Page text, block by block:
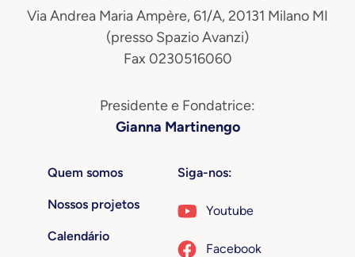
Via Andrea Maria Ampère, 61/A, 20131 Milano MI
(presso Spazio Avanzi)
Fax 0230516060
Presidente e Fondatrice:
Gianna Martinengo
Quem somos
Nossos projetos
Calendário
Siga-nos:
Youtube
Facebook